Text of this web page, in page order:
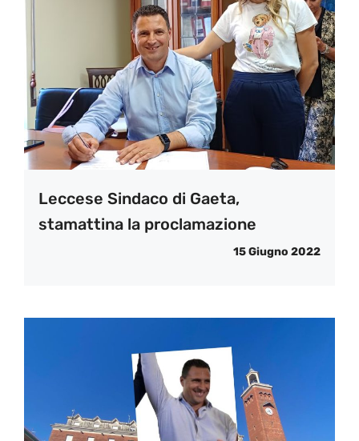
Leccese Sindaco di Gaeta,
stamattina la proclamazione
15 Giugno 2022